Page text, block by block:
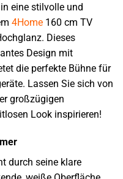
eine stilvolle und
4Home 160 cm TV
Dieses
Design mit
die perfekte Bühne für
Lassen Sie sich von
großzügigen
Look inspirieren!
durch seine klare